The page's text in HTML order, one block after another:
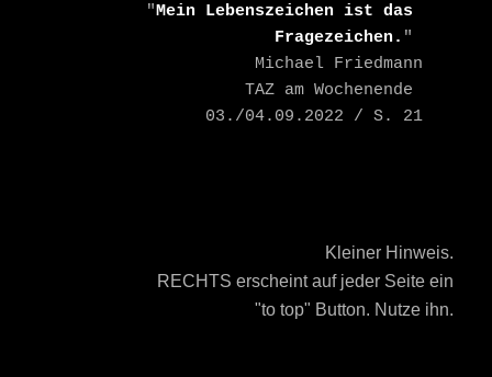
    "
Mein Lebenszeichen ist das
Fragezeichen. "
03./04.09.2022 / S. 21
Kleiner Hinweis.
RECHTS erscheint auf jeder Seite ein
"to top" Button. Nutze ihn.